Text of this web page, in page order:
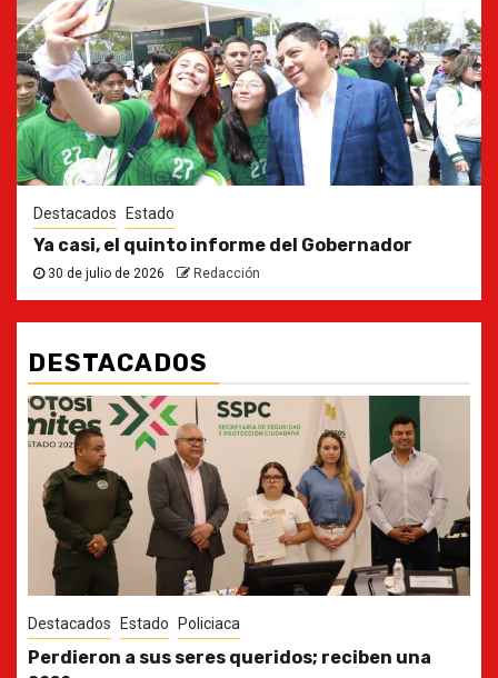
Destacados Estado
Ya casi, el quinto informe del Gobernador
30 de julio de 2026 Redacción
DESTACADOS
Destacados Estado
Ya casi, el quinto informe del Gobernador